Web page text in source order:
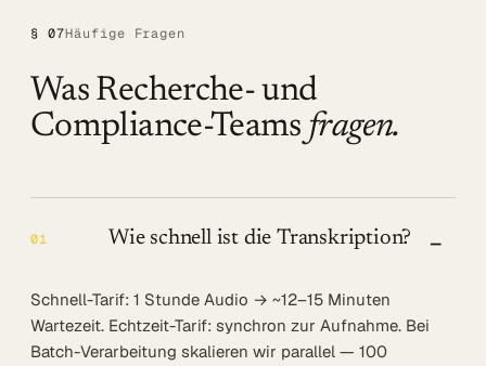
§ 07Häufige Fragen
Was Recherche- und
Compliance-Teams fragen.
01 Wie schnell ist die Transkription? −
Schnell-Tarif: 1 Stunde Audio → ~12–15 Minuten
Wartezeit. Echtzeit-Tarif: synchron zur Aufnahme. Bei
Batch-Verarbeitung skalieren wir parallel — 100